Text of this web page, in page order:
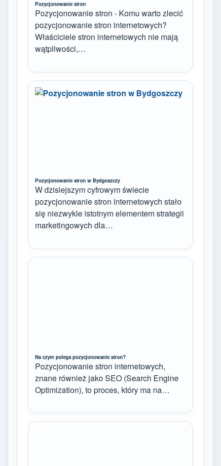
Pozycjonowanie stron
Pozycjonowanie stron - Komu warto zlecić
pozycjonowanie stron internetowych?
Właściciele stron internetowych nie mają
wątpliwości,…
Pozycjonowanie stron w Bydgoszczy
W dzisiejszym cyfrowym świecie
pozycjonowanie stron internetowych stało
się niezwykle istotnym elementem strategii
marketingowych dla…
Na czym polega pozycjonowanie stron?
Pozycjonowanie stron internetowych,
znane również jako SEO (Search Engine
Optimization), to proces, który ma na…